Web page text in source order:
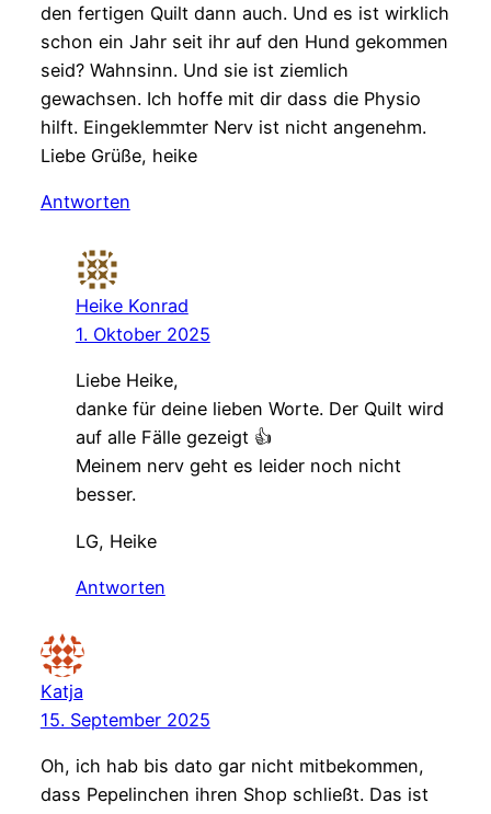
den fertigen Quilt dann auch. Und es ist wirklich
schon ein Jahr seit ihr auf den Hund gekommen
seid? Wahnsinn. Und sie ist ziemlich
gewachsen. Ich hoffe mit dir dass die Physio
hilft. Eingeklemmter Nerv ist nicht angenehm.
Liebe Grüße, heike
Antworten
Heike Konrad
1. Oktober 2025
Liebe Heike,
danke für deine lieben Worte. Der Quilt wird
auf alle Fälle gezeigt 👍
Meinem nerv geht es leider noch nicht
besser.
LG, Heike
Antworten
Katja
15. September 2025
Oh, ich hab bis dato gar nicht mitbekommen,
dass Pepelinchen ihren Shop schließt. Das ist